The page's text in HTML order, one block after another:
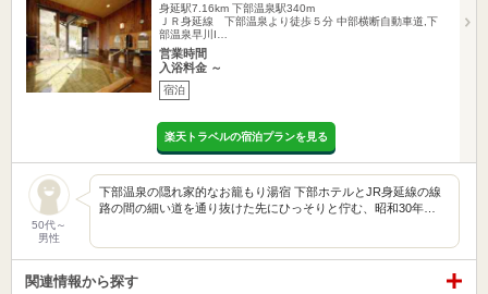
身延駅7.16km 下部温泉駅340m
ＪＲ身延線 下部温泉より徒歩５分 中部横断自動車道,下
部温泉早川I…
営業時間
入浴料金 ～
宿泊
楽天トラベルの宿泊プランを見る
50代～
男性
下部温泉の隠れ家的なお籠もり湯宿 下部ホテルとJR身延線の線
路の間の細い道を通り抜けた先にひっそりと佇む、昭和30年…
関連情報から探す